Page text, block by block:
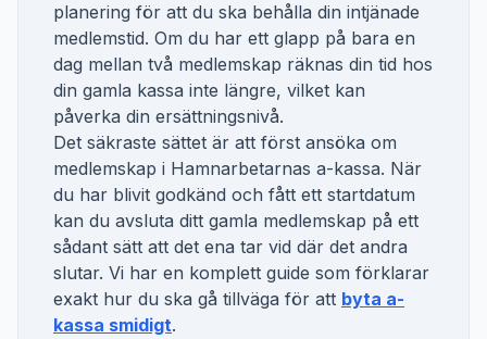
planering för att du ska behålla din intjänade
medlemstid. Om du har ett glapp på bara en
dag mellan två medlemskap räknas din tid hos
din gamla kassa inte längre, vilket kan
påverka din ersättningsnivå.
Det säkraste sättet är att först ansöka om
medlemskap i Hamnarbetarnas a-kassa. När
du har blivit godkänd och fått ett startdatum
kan du avsluta ditt gamla medlemskap på ett
sådant sätt att det ena tar vid där det andra
slutar. Vi har en komplett guide som förklarar
exakt hur du ska gå tillväga för att byta a-
kassa smidigt.